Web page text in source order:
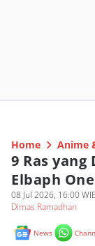
Home Anime
9 Ras
Elbaph
08 Jul 2026, 16:00
Dimas Ramadhan
News